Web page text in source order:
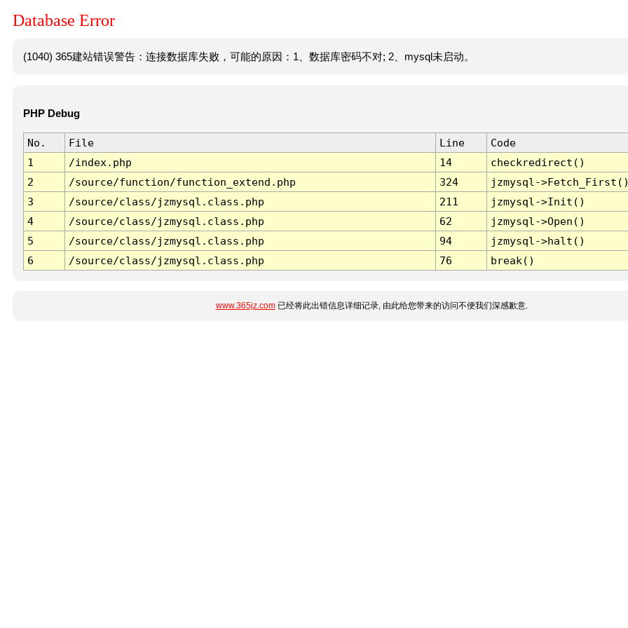
Database Error
(1040) 365建站错误警告：连接数据库失败，可能的原因：1、数据库密码不对; 2、mysql未启动。
PHP Debug
No. File Line
Code
1
/index.php 14
checkredirect()
2
/source/function/function_extend.php 324
jzmysql-
3
/source/class/jzmysql.class.php 211
jzmysql->Init()
4
/source/class/jzmysql.class.php 62
jzmysql->Open()
5
/source/class/jzmysql.class.php 94
jzmysql->halt()
6
/source/class/jzmysql.class.php 76 break()
www.365jz.com已经将此出错信息详细记录, 由此给您带来的访问不便我们深感歉意.